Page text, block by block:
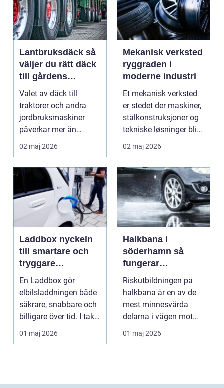
Lantbruksdäck så
väljer du rätt däck
till gårdens
maskiner
Valet av däck till
traktorer och andra
jordbruksmaskiner
påverkar mer än
många tror. Rätt däck
ger b...
02 maj 2026
Mekanisk verksted
ryggraden i
moderne industri
Et mekanisk verksted
er stedet der maskiner,
stålkonstruksjoner og
tekniske løsninger blir
holdt i g...
02 maj 2026
Laddbox nyckeln
till smartare och
tryggare
elbilsladdning
hemma
En Laddbox gör
elbilsladdningen både
säkrare, snabbare och
billigare över tid. I takt
med att fler s...
01 maj 2026
Halkbana i
söderhamn så
fungerar
riskutbildningen
och därför spelar
den roll
Riskutbildningen på
halkbana är en av de
mest minnesvärda
delarna i vägen mot
körkort. Många
kommer ...
01 maj 2026